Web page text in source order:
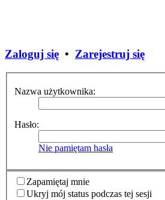
Zaloguj się • Zarejestruj się
Nazwa użytkownika:
Hasło:
Nie pamiętam hasła
Zapamiętaj mnie
Ukryj mój status podczas tej sesji